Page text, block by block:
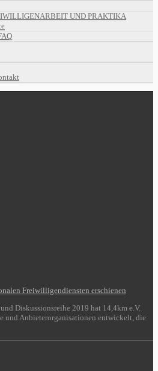
UND PRAKTIKA
Freiwilligendiensten erschienen
Diskussionsreihe 2019 hat 14,4km e.V.
und Anbieterorganisationen entwickelt, die